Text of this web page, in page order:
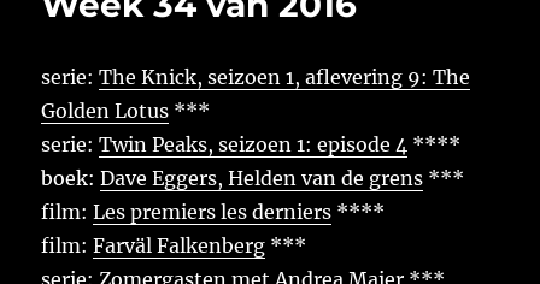
2017
serie:The Knick, seizoen 1, aflevering 9: The
Golden Lotus ***
serie:Twin Peaks, seizoen 1: episode 4 ****
boek:Dave Eggers, Helden van de grens ***
film:Les premiers les derniers ****
film:Farväl Falkenberg ***